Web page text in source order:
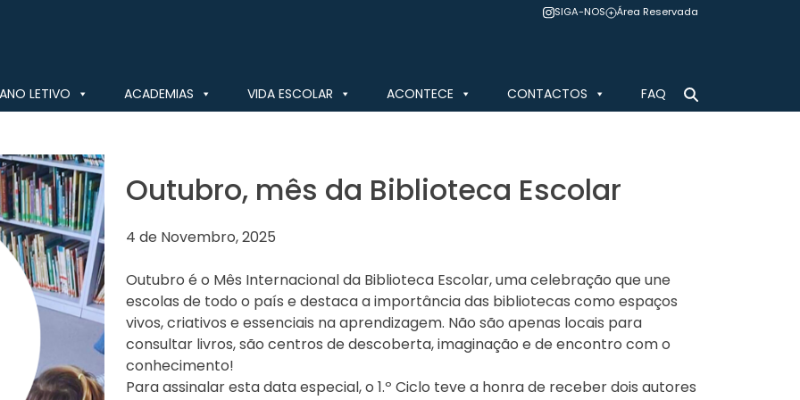
SIGA-NOS Área Reservada
ANO LETIVO ACADEMIAS VIDA ESCOLAR ACONTECE CONTACTOS FAQ
Outubro, mês da Biblioteca Escolar
4 de Novembro, 2025
Outubro é o Mês Internacional da Biblioteca Escolar, uma celebração que une
escolas de todo o país e destaca a importância das bibliotecas como espaços
vivos, criativos e essenciais na aprendizagem. Não são apenas locais para
consultar livros, são centros de descoberta, imaginação e de encontro com o
conhecimento!
Para assinalar esta data especial, o 1.º Ciclo teve a honra de receber dois autores